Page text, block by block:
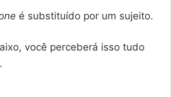
é substituído por um sujeito.
você perceberá isso tudo